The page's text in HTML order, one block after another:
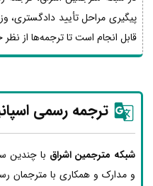
پیگیری مراحل تأیید دادگستری،
قابل انجام است تا ترجمه‌ها از نظر
ترجمه رسمی
شبکه مترجمین اشراق با چندین
و مدارک و همکاری با مترجمان